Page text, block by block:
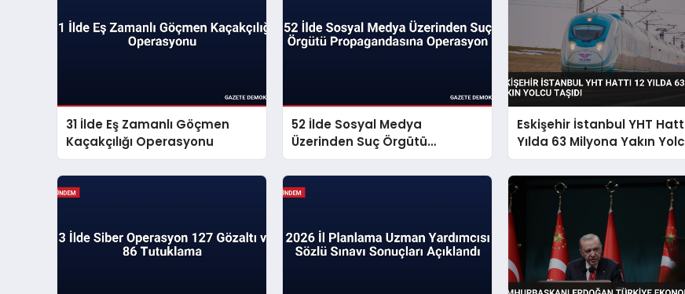
31 İlde Eş Zamanlı Göçmen
Kaçakçılığı Operasyonu
52 İlde Sosyal Medya
Üzerinden Suç Örgütü
Propagandasına Operasyon
Eskişehir İstanbul YHT
Yılda 63 Milyona Yakın
Taşıdı